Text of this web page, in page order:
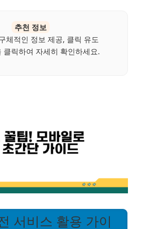
추천 정보
체적인 정보 제공, 클릭 유도
클릭하여 자세히 확인하세요.
서비스 활용 가이